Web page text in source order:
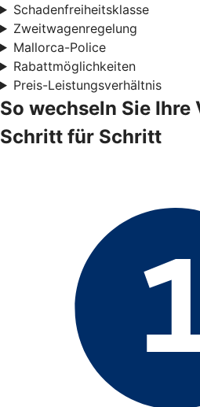
Schadenfreiheitsklasse
Zweitwagenregelung
Mallorca-Police
Rabattmöglichkeiten
Preis-Leistungsverhältnis
So wechseln Sie Ihre
Schritt für Schritt